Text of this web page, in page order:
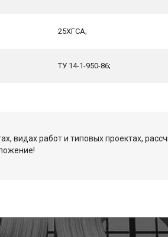
25ХГСА;
ТУ 14-1-950-86;
видах работ и типовых проектах,